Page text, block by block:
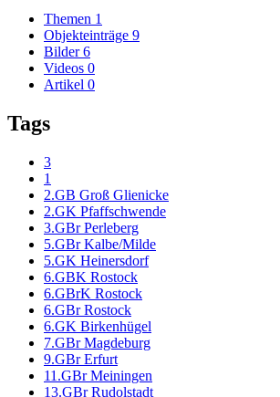
Themen 1
Objekteinträge 9
Bilder 6
Videos 0
Artikel 0
Tags
3
1
2.GB Groß Glienicke
2.GK Pfaffschwende
3.GBr Perleberg
5.GBr Kalbe/Milde
5.GK Heinersdorf
6.GBK Rostock
6.GBrK Rostock
6.GBr Rostock
6.GK Birkenhügel
7.GBr Magdeburg
9.GBr Erfurt
11.GBr Meiningen
13.GBr Rudolstadt